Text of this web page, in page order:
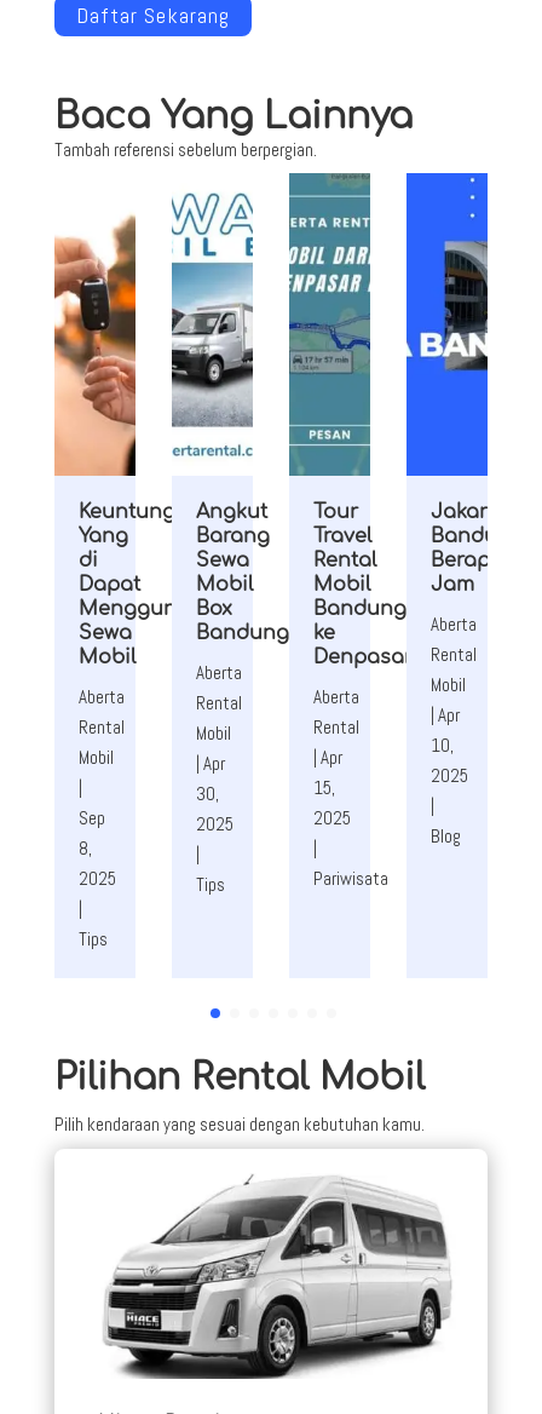
Daftar Sekarang
Baca Yang Lainnya
Tambah referensi sebelum berpergian.
Keuntungan
Yang
di
Dapat
Menggunakan
Sewa
Mobil
Aberta
Rental
Mobil
|
Sep
8,
2025
|
Tips
Angkut
Barang
Sewa
Mobil
Box
Bandung
Aberta
Rental
Mobil
| Apr
30,
2025
|
Tips
Tour
Travel
Rental
Mobil
Bandung
ke
Denpasar
Aberta
Rental
| Apr
15,
2025
|
Pariwisata
Jakarta
Bandung
Berapa
Jam
Aberta
Rental
Mobil
| Apr
10,
2025
|
Blog
Pilihan Rental Mobil
Pilih kendaraan yang sesuai dengan kebutuhan kamu.